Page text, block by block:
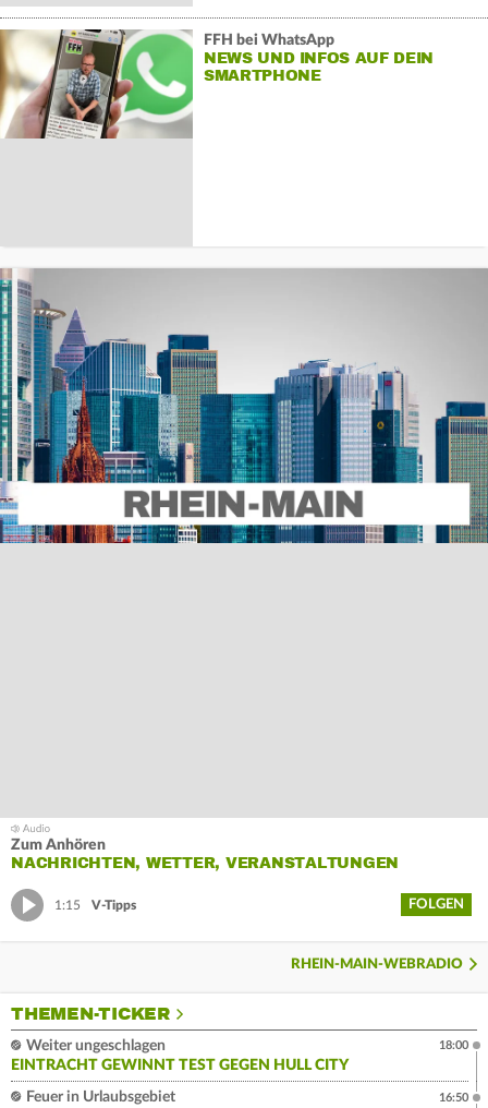
FFH bei WhatsApp
NEWS UND INFOS AUF DEIN
SMARTPHONE
Zum Anhören
NACHRICHTEN, WETTER, VERANSTALTUNGEN
1:15 V-Tipps FOLGEN
RHEIN-MAIN-WEBRADIO
THEMEN-TICKER
Weiter ungeschlagen
EINTRACHT GEWINNT TEST GEGEN HULL CITY
18:00
Feuer in Urlaubsgebiet
16:50